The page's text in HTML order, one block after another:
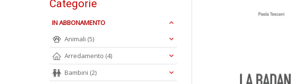
Categorie
IN ABBONAMENTO
Animali (5)
Arredamento (4)
Bambini (2)